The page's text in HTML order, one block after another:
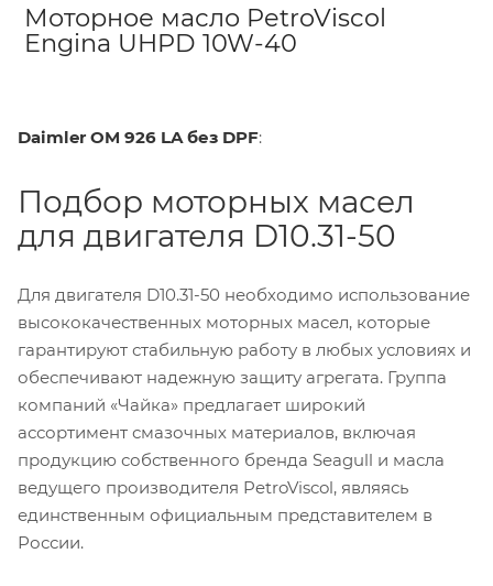
Моторное масло PetroViscol
Engina UHPD 10W-40
Daimler OM 926 LA без DPF:
Подбор моторных масел
для двигателя D10.31-50
Для двигателя D10.31-50 необходимо использование
высококачественных моторных масел, которые
гарантируют стабильную работу в любых условиях и
обеспечивают надежную защиту агрегата. Группа
компаний «Чайка» предлагает широкий
ассортимент смазочных материалов, включая
продукцию собственного бренда Seagull и масла
ведущего производителя PetroViscol, являясь
единственным официальным представителем в
России.